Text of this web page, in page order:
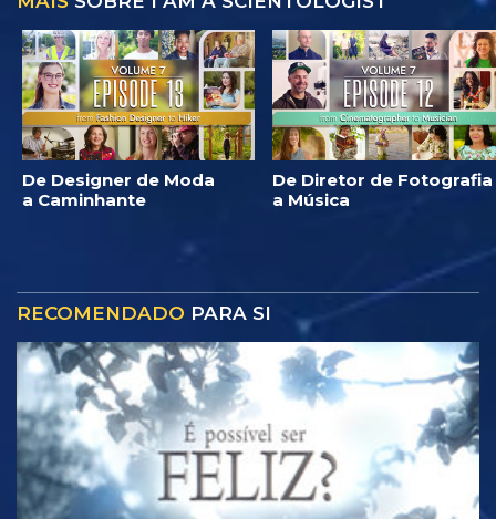
De Designer de Moda
a Caminhante
De Diretor de Fotografia
a Música
RECOMENDADO PARA SI